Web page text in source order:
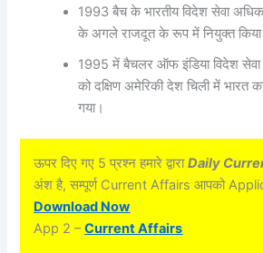
1993 बैच के भारतीय विदेश सेवा
के अगले राजदूत के रूप में नियुक्त किया
1995 में बैचलर ऑफ इंडिया विदेश सेवा
को दक्षिण अमेरिकी देश चिली में भारत
गया।
ऊपर दिए गए 5 प्रश्न हमारे द्वाराDaily
अंश है, सम्पूर्ण Current Affairs आपको
Download Now
App 2 –Current Affairs